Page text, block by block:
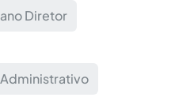
Diretor